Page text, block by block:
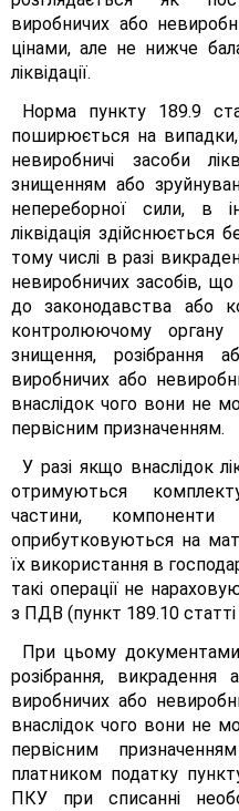
виробничих або
цінами, але не нижче
ліквідації.
Норма пункту 189.9
поширюється на
невиробничі засоби
знищенням або
непереборної сили, в
ліквідація здійснюється
тому числі в разі
невиробничих засобів,
до законодавства або
контролюючому органу
знищення, розібрання
виробничих або
внаслідок чого вони не
первісним призначенням.
У разі якщо внаслідок
отримуються
частини,
оприбутковуються на
їх використання в
такі операції не
з ПДВ (пункт 189.10
При цьому
розібрання, викрадення
виробничих або
внаслідок чого вони не
первісним
платником податку
ПКУ при списанні